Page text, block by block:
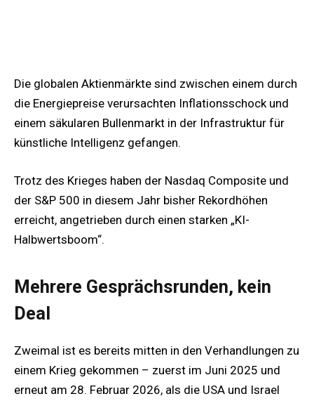
Die globalen Aktienmärkte sind zwischen einem durch
die Energiepreise verursachten Inflationsschock und
einem säkularen Bullenmarkt in der Infrastruktur für
künstliche Intelligenz gefangen.
Trotz des Krieges haben der Nasdaq Composite und
der S&P 500 in diesem Jahr bisher Rekordhöhen
erreicht, angetrieben durch einen starken „KI-
Halbwertsboom“.
Mehrere Gesprächsrunden, kein
Deal
Zweimal ist es bereits mitten in den Verhandlungen zu
einem Krieg gekommen – zuerst im Juni 2025 und
erneut am 28. Februar 2026, als die USA und Israel